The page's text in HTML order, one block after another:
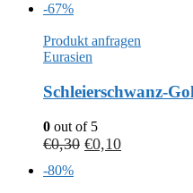
-67%
Produkt anfragen
Eurasien
Schleierschwanz-
0 out of 5
€0,30 €0,10
-80%